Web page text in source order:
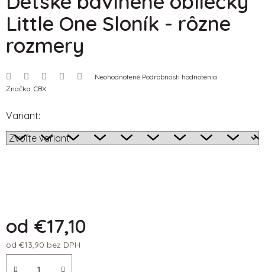
Little One Sloník - rôzne
rozmery
Priemerné
5
hviezdičiek.
Neohodnotené Podrobnosti hodnotenia
Značka: CBX
Variant:
od €17,10
od €13,90 bez DPH